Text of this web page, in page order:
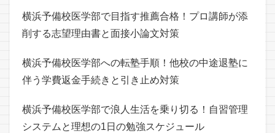
横浜予備校医学部で目指す推薦合格！プロ講師が添
削する志望理由書と面接小論文対策
横浜予備校医学部への転塾手順！他校の中途退塾に
伴う学費返金手続きと引き止め対策
横浜予備校医学部で浪人生活を乗り切る！自習管理
システムと理想の1日の勉強スケジュール